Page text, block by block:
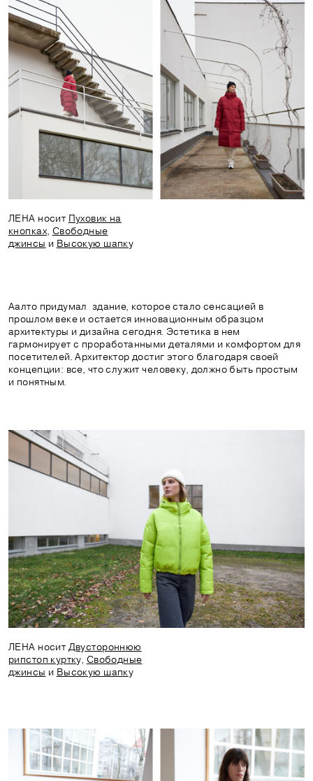
ЛЕНА носит Пуховик на
кнопках, Свободные
джинсы и Высокую шапку
Аалто придумал здание, которое стало сенсацией в
прошлом веке и остается инновационным образцом
архитектуры и дизайна сегодня. Эстетика в нем
гармонирует с проработанными деталями и комфортом для
посетителей. Архитектор достиг этого благодаря своей
концепции: все, что служит человеку, должно быть простым
и понятным.
ЛЕНА носит Двустороннюю
рипстоп куртку, Свободные
джинсы и Высокую шапку